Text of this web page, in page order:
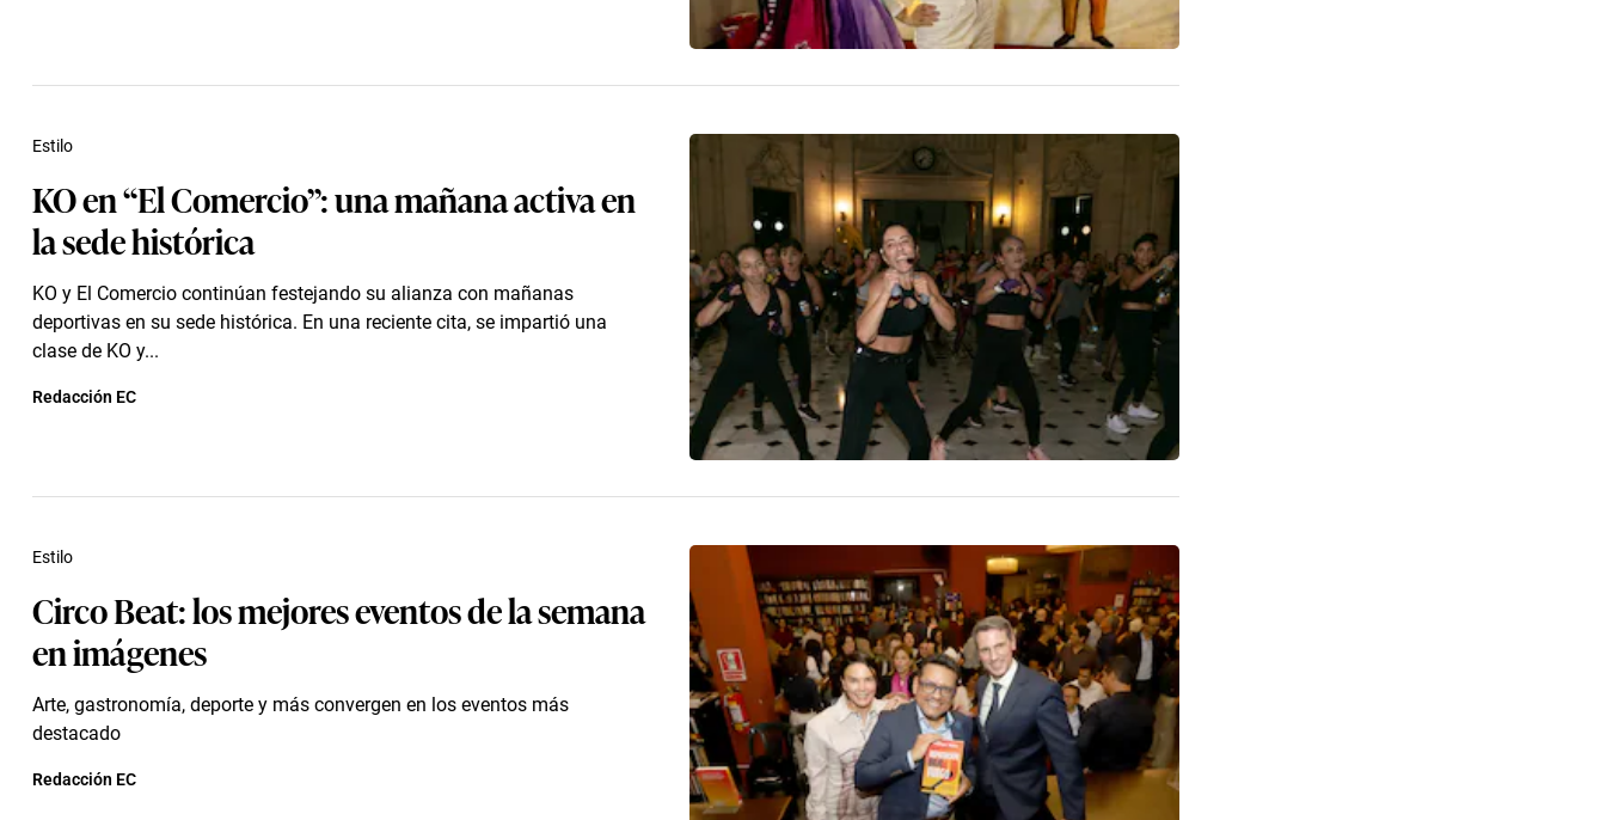
KO en “El Comercio”: una mañana activa en
la sede histórica
KO y El Comercio continúan festejando su alianza con mañanas
deportivas en su sede histórica. En una reciente cita, se impartió una
clase de KO y...
Estilo
Redacción EC
Circo Beat: los mejores eventos de la semana
en imágenes
Arte, gastronomía, deporte y más convergen en los eventos más
destacado
Estilo
Redacción EC